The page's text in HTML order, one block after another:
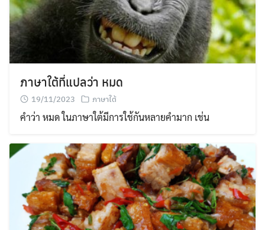
ภาษาใต้ที่แปลว่า หมด
19/11/2023 ภาษาใต้
คำว่า หมด ในภาษาใต้มีการใช้กันหลายคำมาก เช่น